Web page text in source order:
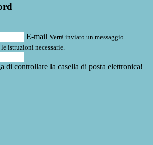
E-mail Verrà inviato un messaggio
istruzioni necessarie.
di controllare la casella di posta elettronica!